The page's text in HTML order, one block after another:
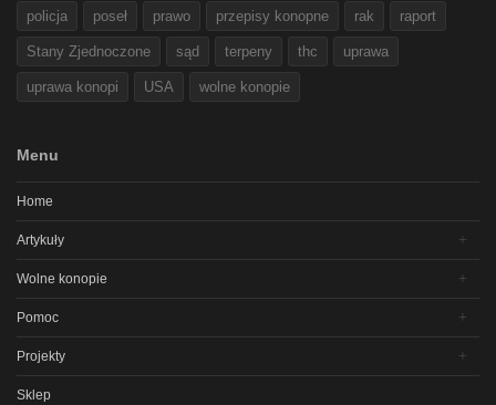
policja poseł prawo przepisy konopne rak raport
Stany Zjednoczone sąd terpeny thc uprawa
uprawa konopi USA wolne konopie
Menu
Home
Artykuły
Wolne konopie
Pomoc
Projekty
Sklep